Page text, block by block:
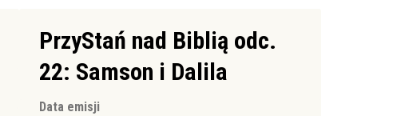
PrzyStań nad Biblią odc.
22: Samson i Dalila
Data emisji